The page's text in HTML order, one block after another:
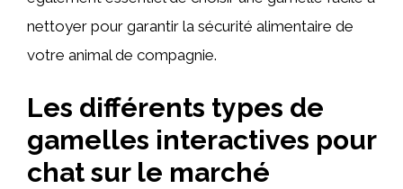
nettoyer pour garantir la sécurité alimentaire de
votre animal de compagnie.
Les différents types de
gamelles interactives pour
chat sur le marché